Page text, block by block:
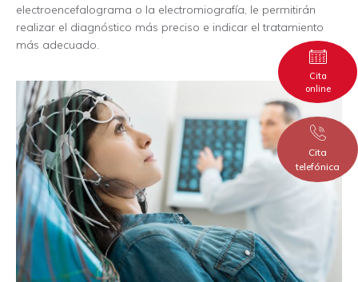
electroencefalograma o la electromiografía, le permitirán
realizar el diagnóstico más preciso e indicar el tratamiento
más adecuado.
Cita
online
Cita
telefónica